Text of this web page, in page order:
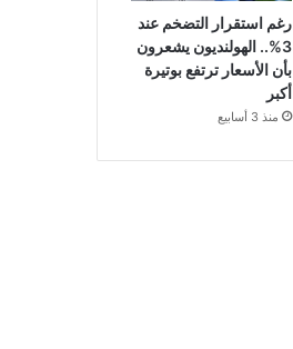
رغم استقرار التضخم عند
3%.. الهولنديون يشعرون
بأن الأسعار ترتفع بوتيرة
أكبر
منذ 3 أسابيع